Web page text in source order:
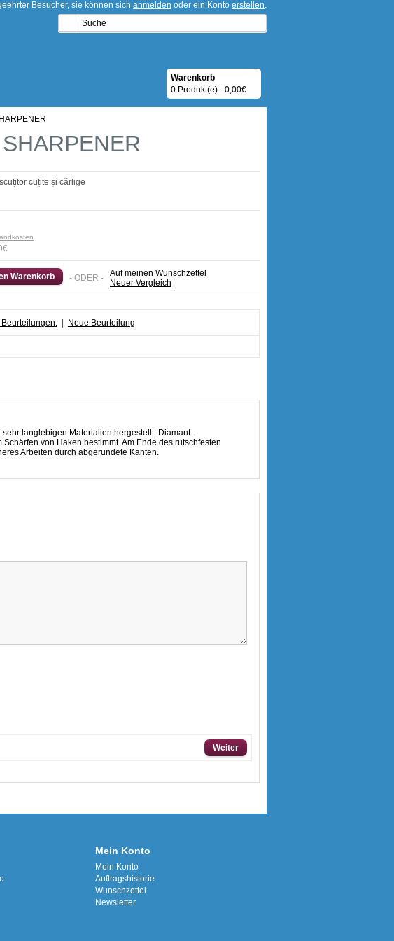
Warenkorb
0 Produkt(e) - 0,00€
Besucher, sie können sich anmelden oder ein Konto erstellen.
cuțite și cărlige
- ODER - Auf meinen Wunschzettel
Neuer Vergleich
Beurteilungen. Neue Beurteilung
langlebigen Materialien hergestellt. Diamant-
von Haken bestimmt. Am Ende des rutschfesten
Arbeiten durch abgerundete Kanten.
Weiter
Mein Konto
Mein Konto
Auftragshistorie
Wunschzettel
Newsletter